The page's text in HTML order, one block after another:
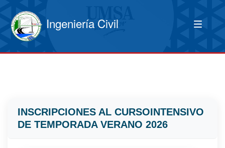
Ingeniería Civil
INSCRIPCIONES AL CURSOINTENSIVO
DE TEMPORADA VERANO 2026